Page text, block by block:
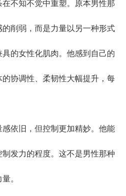
不知不觉中重塑。原本男性那
削弱，而是力量以另一种形式
的女性化肌肉。他感到自己的
协调性、柔韧性大幅提升，每
依旧，但控制更加精妙。他能
发力的程度。这不是男性那种
。